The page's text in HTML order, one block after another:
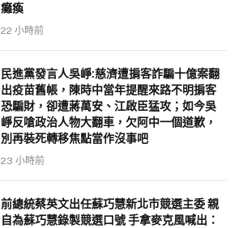
癱瘓
22 小時前
民進黨發言人吳崢:慈濟遭掮客詐騙十億案翻
出疫苗舊帳，陳時中當年提醒來路不明掮客
恐騙財，卻遭蔣萬安、江啟臣猛攻；如今吳
崢反嗆政治人物大翻車，欠阿中一個道歉，
別再裝死轉移焦點當作沒事吧
23 小時前
前總統蔡英文出任蘇巧慧新北市競選主委 親
自為蘇巧慧錄製競選口號 手拿麥克風喊出：